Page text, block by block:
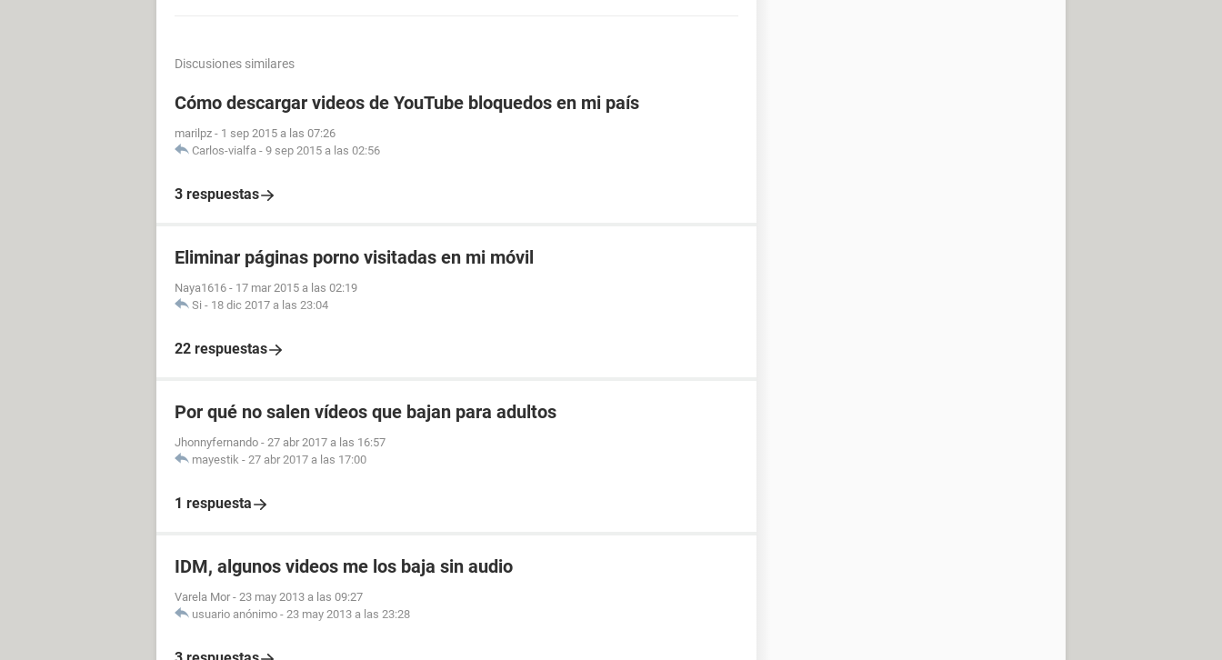
Discusiones similares
Cómo descargar videos de YouTube bloquedos en mi país
marilpz - 1 sep 2015 a las 07:26
Carlos-vialfa - 9 sep 2015 a las 02:56
3 respuestas
Eliminar páginas porno visitadas en mi móvil
Naya1616 - 17 mar 2015 a las 02:19
Si - 18 dic 2017 a las 23:04
22 respuestas
Por qué no salen vídeos que bajan para adultos
Jhonnyfernando - 27 abr 2017 a las 16:57
mayestik - 27 abr 2017 a las 17:00
1 respuesta
IDM, algunos videos me los baja sin audio
Varela Mor - 23 may 2013 a las 09:27
usuario anónimo - 23 may 2013 a las 23:28